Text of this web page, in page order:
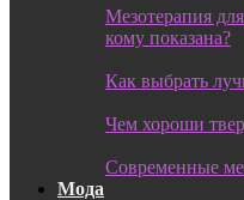
Мезотерапия
кому показана?
Как выбрать
Чем хороши
Современные
Мода